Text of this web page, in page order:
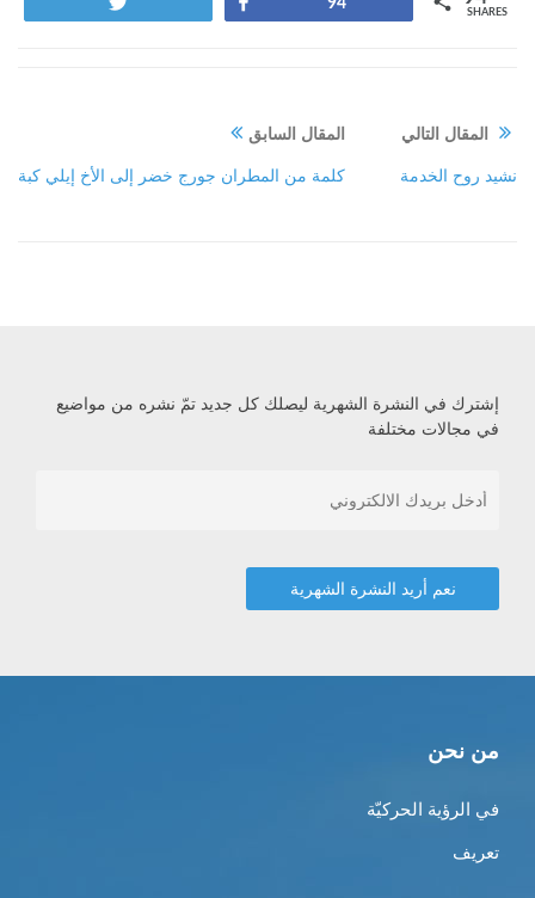
SHARES
المقال السابق
كلمة من المطران جورج خضر إلى الأخ إيلي كبة
المقال التالي
نشيد روح الخدمة
إشترك في النشرة الشهرية ليصلك كل جديد تمّ نشره من مواضيع
في مجالات مختلفة
من نحن
في الرؤية الحركيّة
تعريف